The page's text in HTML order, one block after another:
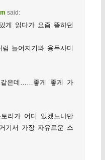
said:
게 읽다가 요즘 뜸하던
늘어지기와 용두사미
은데……좋게 좋게 가
리가 어디 있겠느냐만
기서 가장 자유로운 스